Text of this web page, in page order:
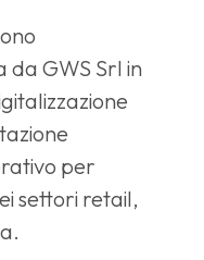
da GWS Srl in
per
settori retail,